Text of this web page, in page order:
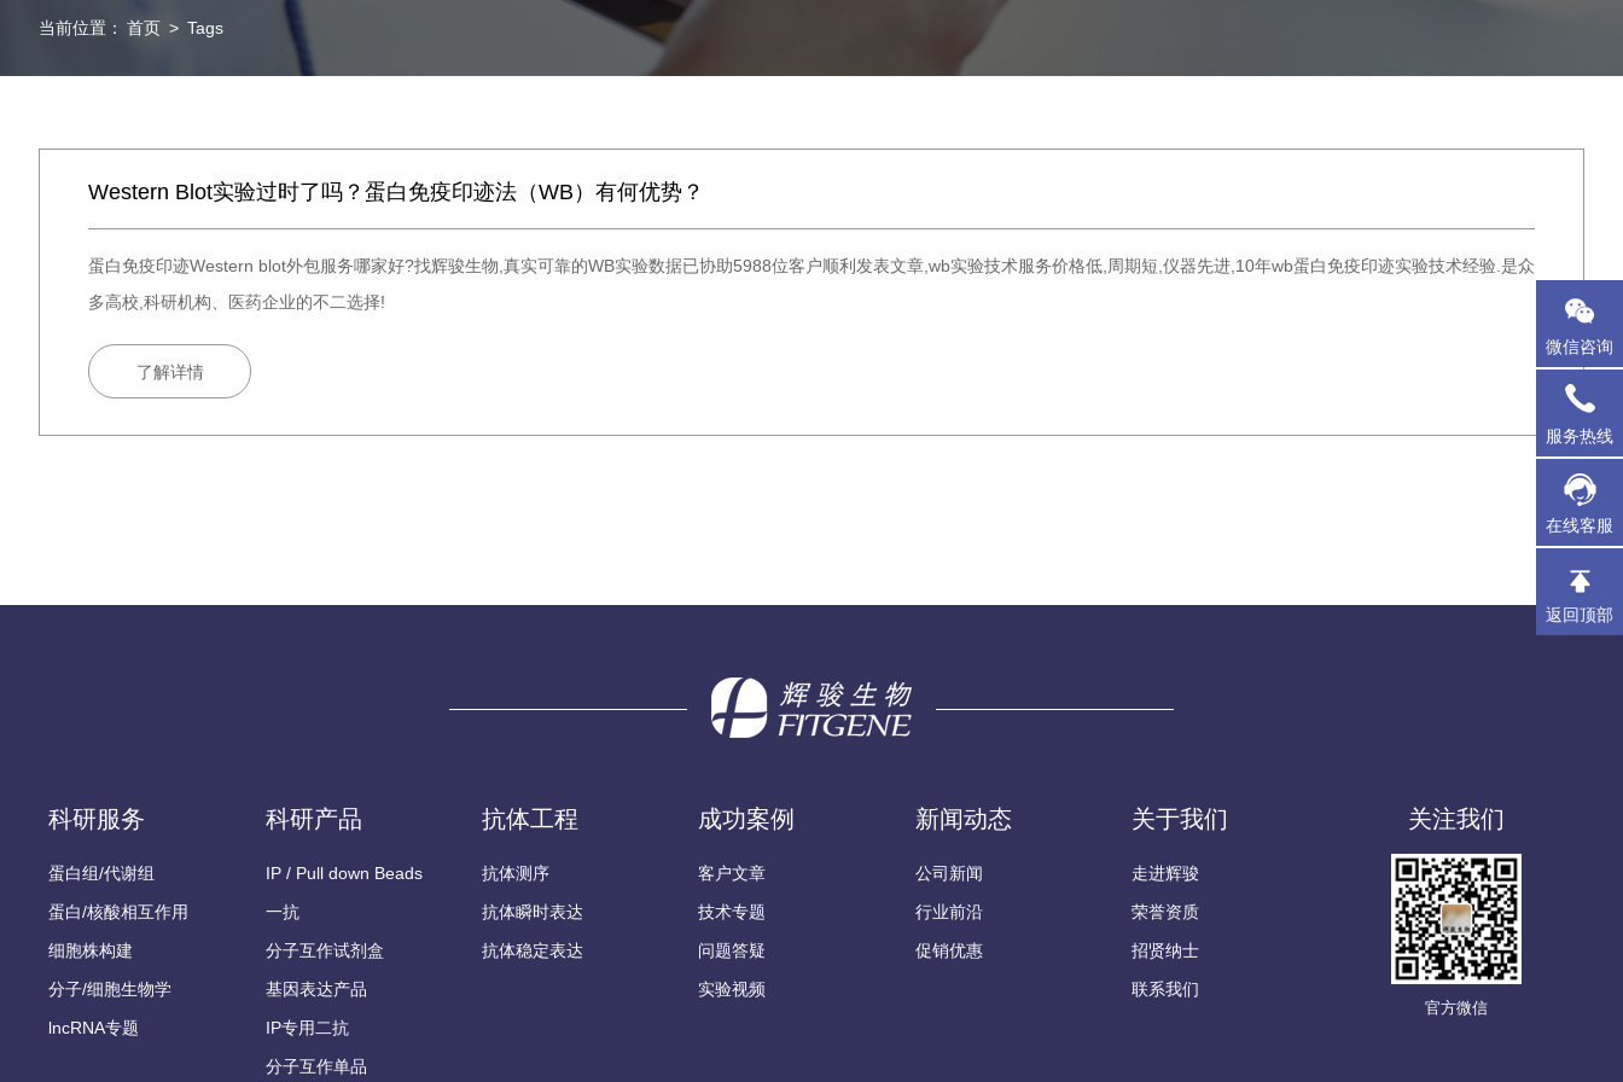
当前位置： 首页 > Tags
Western Blot实验过时了吗？蛋白免疫印迹法（WB）有何优势？
蛋白免疫印迹Western blot外包服务哪家好?找辉骏生物,真实可靠的WB实验数据已协助5988位客户顺利发表文章,wb实验技术服务价格低,周期短,仪器先进,10年wb蛋白免疫印迹实验技术经验.是众
多高校,科研机构、医药企业的不二选择!
了解详情
科研服务
蛋白组/代谢组
蛋白/核酸相互作用
细胞株构建
分子/细胞生物学
lncRNA专题
科研产品
IP / Pull down Beads
一抗
分子互作试剂盒
基因表达产品
IP专用二抗
分子互作单品
抗体工程
抗体测序
抗体瞬时表达
抗体稳定表达
成功案例
客户文章
技术专题
问题答疑
实验视频
新闻动态
公司新闻
行业前沿
促销优惠
关于我们
走进辉骏
荣誉资质
招贤纳士
联系我们
关注我们
官方微信
微信咨询
服务热线
在线客服
返回顶部